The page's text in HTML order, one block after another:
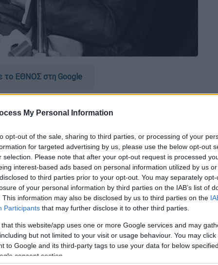
My Personal Information
opt-out of the sale, sharing to third parties, or processing of your
for targeted advertising by us, please use the below opt-out
selection. Please note that after your opt-out request is processed
interest-based ads based on personal information utilized by us
to third parties prior to your opt-out. You may separately
of your personal information by third parties on the IAB’s list of
This information may also be disclosed by us to third parties on the
Participants that may further disclose it to other third parties.
that this website/app uses one or more Google services and may
but not limited to your visit or usage behaviour. You may
to Google and its third-party tags to use your data for below
consent section.
το ΕΘΝΟΣ στη Google
και τόσων άλλων σπουδαίων
’50 γοήτευσε μια γενιά κι εξακολουθεί
όμως την έμαθε ως Βέμπο. Η ίδια
επειδή έτσι είχε συνηθίσει να
της Ανατολικής Θράκης στις 10
ζωή σε ηλικία 68 ετών μια μέρα σαν
η οικογένεια Μπέμπου εγκαταστάθηκε
την υπογραφή της ελληνοτουρκικής
που συνομολόγησε η κυβέρνηση